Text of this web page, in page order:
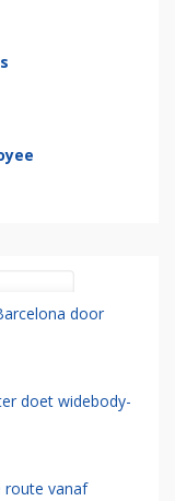
door
doet widebody-
route vanaf